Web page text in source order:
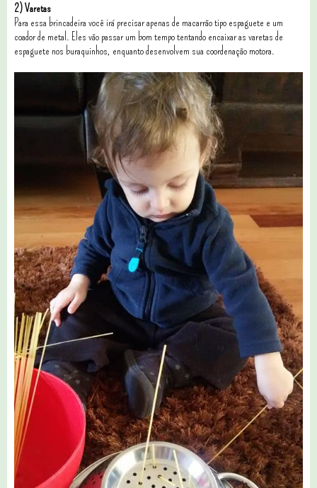
2) Varetas
Para essa brincadeira você irá precisar apenas de macarrão tipo espaguete e um
coador de metal. Eles vão passar um bom tempo tentando encaixar as varetas de
espaguete nos buraquinhos, enquanto desenvolvem sua coordenação motora.